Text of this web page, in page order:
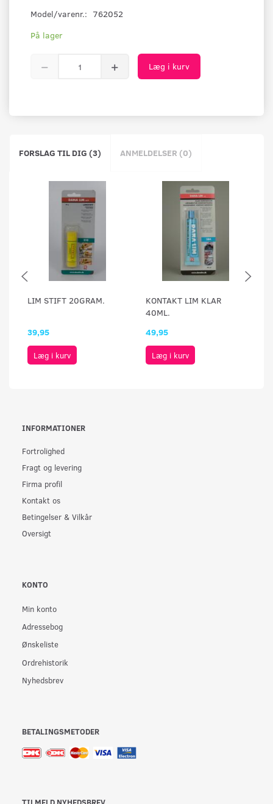
Model/varenr.: 762052
På lager
Læg i kurv
FORSLAG TIL DIG (3) ANMELDELSER (0)
LIM STIFT 20GRAM.
39,95
Læg i kurv
KONTAKT LIM KLAR
40ML.
49,95
Læg i kurv
INFORMATIONER
Fortrolighed
Fragt og levering
Firma profil
Kontakt os
Betingelser & Vilkår
Oversigt
KONTO
Min konto
Adressebog
Ønskeliste
Ordrehistorik
Nyhedsbrev
BETALINGSMETODER
TILMELD NYHEDSBREV